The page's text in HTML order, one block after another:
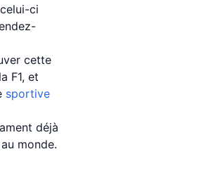
ci
cette
F1, et
sportive
déjà
monde.